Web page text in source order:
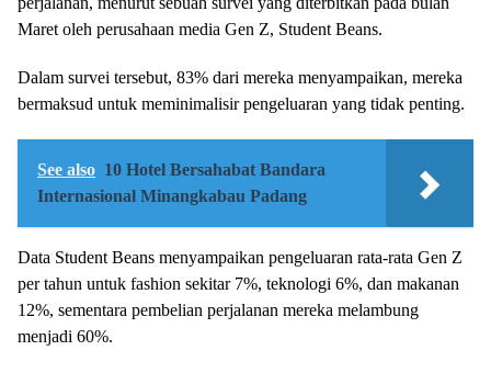
Maret oleh perusahaan media Gen Z, Student Beans.
Dalam survei tersebut, 83% dari mereka menyampaikan, mereka
bermaksud untuk meminimalisir pengeluaran yang tidak penting.
See also 10 Hotel Bersahabat Bandara
Internasional Minangkabau Padang
Data Student Beans menyampaikan pengeluaran rata-rata Gen Z
per tahun untuk fashion sekitar 7%, teknologi 6%, dan makanan
12%, sementara pembelian perjalanan mereka melambung
menjadi 60%.